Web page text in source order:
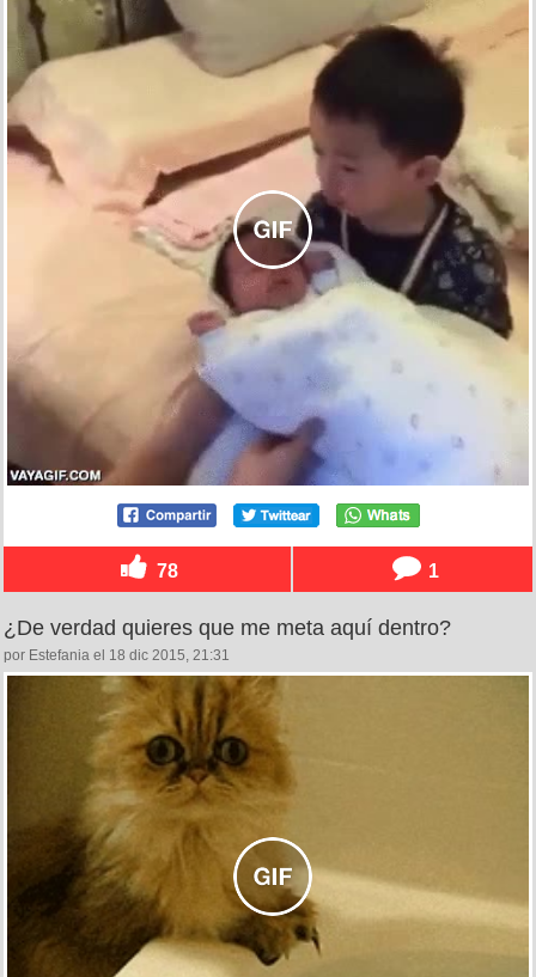
78 1
¿De verdad quieres que me meta aquí dentro?
por Estefania el 18 dic 2015, 21:31